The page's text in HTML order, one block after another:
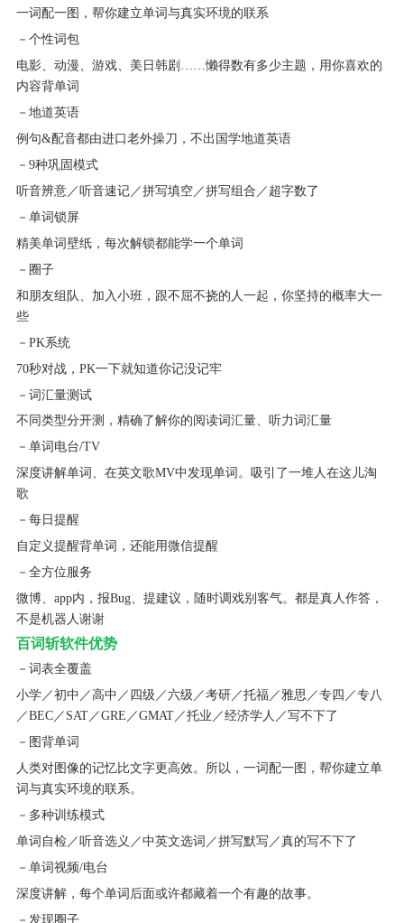
一词配一图，帮你建立单词与真实环境的联系
－个性词包
电影、动漫、游戏、美日韩剧……懒得数有多少主题，用你喜欢的
内容背单词
－地道英语
例句&配音都由进口老外操刀，不出国学地道英语
－9种巩固模式
听音辨意／听音速记／拼写填空／拼写组合／超字数了
－单词锁屏
精美单词壁纸，每次解锁都能学一个单词
－圈子
和朋友组队、加入小班，跟不屈不挠的人一起，你坚持的概率大一
些
－PK系统
70秒对战，PK一下就知道你记没记牢
－词汇量测试
不同类型分开测，精确了解你的阅读词汇量、听力词汇量
－单词电台/TV
深度讲解单词、在英文歌MV中发现单词。吸引了一堆人在这儿淘
歌
－每日提醒
自定义提醒背单词，还能用微信提醒
－全方位服务
微博、app内，报Bug、提建议，随时调戏别客气。都是真人作答，
不是机器人谢谢
百词斩软件优势
－词表全覆盖
小学／初中／高中／四级／六级／考研／托福／雅思／专四／专八
／BEC／SAT／GRE／GMAT／托业／经济学人／写不下了
－图背单词
人类对图像的记忆比文字更高效。所以，一词配一图，帮你建立单
词与真实环境的联系。
－多种训练模式
单词自检／听音选义／中英文选词／拼写默写／真的写不下了
－单词视频/电台
深度讲解，每个单词后面或许都藏着一个有趣的故事。
－发现圈子